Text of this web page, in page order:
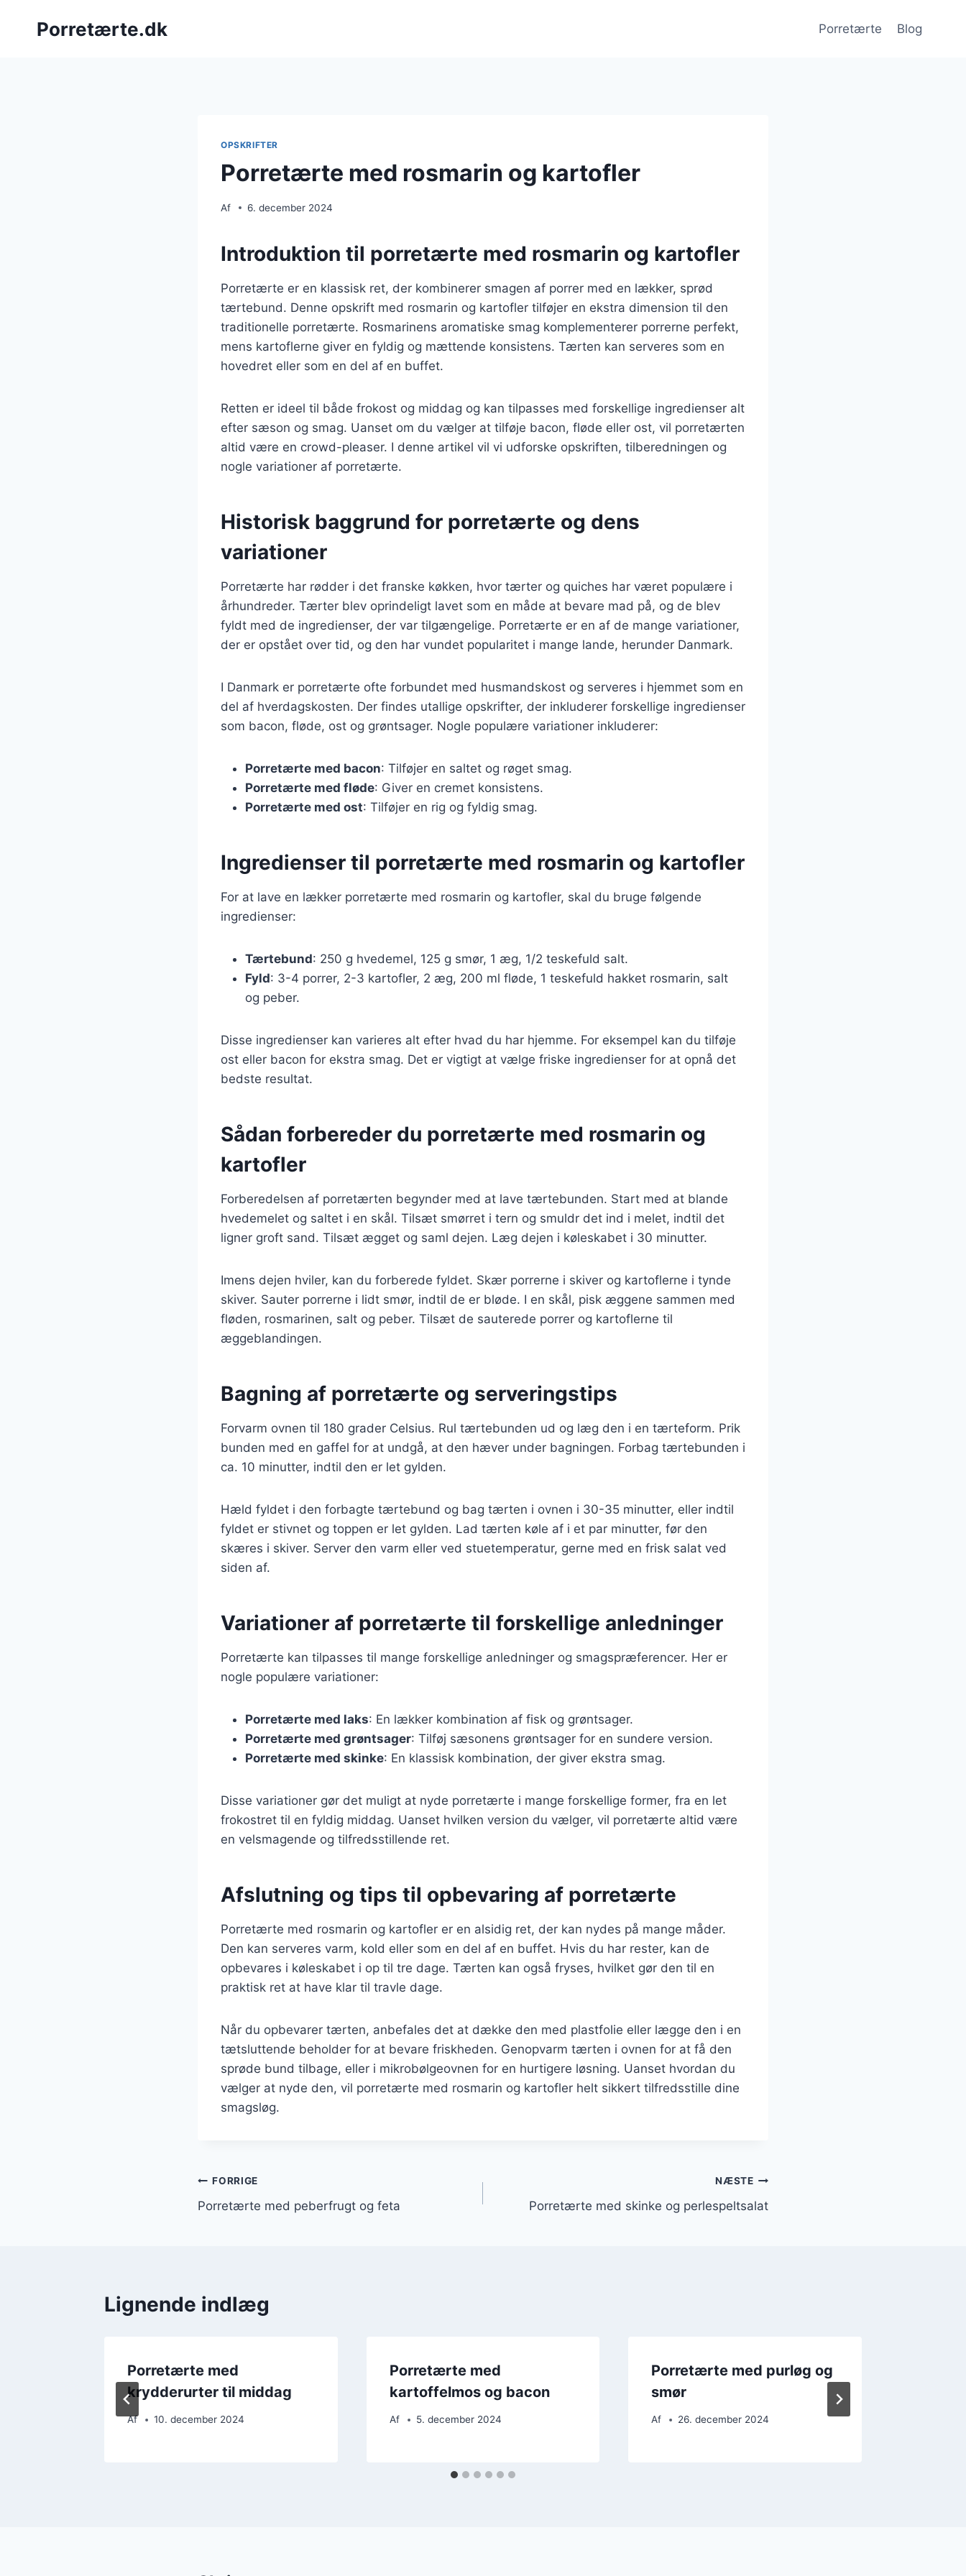
Porretærte.dk Porretærte Blog
OPSKRIFTER
Porretærte med rosmarin og kartofler
Af 6. december 2024
Introduktion til porretærte med rosmarin og kartofler
Porretærte er en klassisk ret, der kombinerer smagen af porrer med en lækker, sprød
tærtebund. Denne opskrift med rosmarin og kartofler tilføjer en ekstra dimension til den
traditionelle porretærte. Rosmarinens aromatiske smag komplementerer porrerne perfekt,
mens kartoflerne giver en fyldig og mættende konsistens. Tærten kan serveres som en
hovedret eller som en del af en buffet.
Retten er ideel til både frokost og middag og kan tilpasses med forskellige ingredienser alt
efter sæson og smag. Uanset om du vælger at tilføje bacon, fløde eller ost, vil porretærten
altid være en crowd-pleaser. I denne artikel vil vi udforske opskriften, tilberedningen og
nogle variationer af porretærte.
Historisk baggrund for porretærte og dens
variationer
Porretærte har rødder i det franske køkken, hvor tærter og quiches har været populære i
århundreder. Tærter blev oprindeligt lavet som en måde at bevare mad på, og de blev
fyldt med de ingredienser, der var tilgængelige. Porretærte er en af de mange variationer,
der er opstået over tid, og den har vundet popularitet i mange lande, herunder Danmark.
I Danmark er porretærte ofte forbundet med husmandskost og serveres i hjemmet som en
del af hverdagskosten. Der findes utallige opskrifter, der inkluderer forskellige ingredienser
som bacon, fløde, ost og grøntsager. Nogle populære variationer inkluderer:
Porretærte med bacon: Tilføjer en saltet og røget smag.
Porretærte med fløde: Giver en cremet konsistens.
Porretærte med ost: Tilføjer en rig og fyldig smag.
Ingredienser til porretærte med rosmarin og kartofler
For at lave en lækker porretærte med rosmarin og kartofler, skal du bruge følgende
ingredienser:
Tærtebund: 250 g hvedemel, 125 g smør, 1 æg, 1/2 teskefuld salt.
Fyld: 3-4 porrer, 2-3 kartofler, 2 æg, 200 ml fløde, 1 teskefuld hakket rosmarin, salt
og peber.
Disse ingredienser kan varieres alt efter hvad du har hjemme. For eksempel kan du tilføje
ost eller bacon for ekstra smag. Det er vigtigt at vælge friske ingredienser for at opnå det
bedste resultat.
Sådan forbereder du porretærte med rosmarin og
kartofler
Forberedelsen af porretærten begynder med at lave tærtebunden. Start med at blande
hvedemelet og saltet i en skål. Tilsæt smørret i tern og smuldr det ind i melet, indtil det
ligner groft sand. Tilsæt ægget og saml dejen. Læg dejen i køleskabet i 30 minutter.
Imens dejen hviler, kan du forberede fyldet. Skær porrerne i skiver og kartoflerne i tynde
skiver. Sauter porrerne i lidt smør, indtil de er bløde. I en skål, pisk æggene sammen med
fløden, rosmarinen, salt og peber. Tilsæt de sauterede porrer og kartoflerne til
æggeblandingen.
Bagning af porretærte og serveringstips
Forvarm ovnen til 180 grader Celsius. Rul tærtebunden ud og læg den i en tærteform. Prik
bunden med en gaffel for at undgå, at den hæver under bagningen. Forbag tærtebunden i
ca. 10 minutter, indtil den er let gylden.
Hæld fyldet i den forbagte tærtebund og bag tærten i ovnen i 30-35 minutter, eller indtil
fyldet er stivnet og toppen er let gylden. Lad tærten køle af i et par minutter, før den
skæres i skiver. Server den varm eller ved stuetemperatur, gerne med en frisk salat ved
siden af.
Variationer af porretærte til forskellige anledninger
Porretærte kan tilpasses til mange forskellige anledninger og smagspræferencer. Her er
nogle populære variationer:
Porretærte med laks: En lækker kombination af fisk og grøntsager.
Porretærte med grøntsager: Tilføj sæsonens grøntsager for en sundere version.
Porretærte med skinke: En klassisk kombination, der giver ekstra smag.
Disse variationer gør det muligt at nyde porretærte i mange forskellige former, fra en let
frokostret til en fyldig middag. Uanset hvilken version du vælger, vil porretærte altid være
en velsmagende og tilfredsstillende ret.
Afslutning og tips til opbevaring af porretærte
Porretærte med rosmarin og kartofler er en alsidig ret, der kan nydes på mange måder.
Den kan serveres varm, kold eller som en del af en buffet. Hvis du har rester, kan de
opbevares i køleskabet i op til tre dage. Tærten kan også fryses, hvilket gør den til en
praktisk ret at have klar til travle dage.
Når du opbevarer tærten, anbefales det at dække den med plastfolie eller lægge den i en
tætsluttende beholder for at bevare friskheden. Genopvarm tærten i ovnen for at få den
sprøde bund tilbage, eller i mikrobølgeovnen for en hurtigere løsning. Uanset hvordan du
vælger at nyde den, vil porretærte med rosmarin og kartofler helt sikkert tilfredsstille dine
smagsløg.
Indlægsnavigation
FORRIGE
Porretærte med peberfrugt og feta
NÆSTE
Porretærte med skinke og perlespeltsalat
Lignende indlæg
Porretærte med
krydderurter til middag
Af 10. december 2024
Porretærte med
kartoffelmos og bacon
Af 5. december 2024
Porretærte med purløg og
smør
Af 26. december 2024